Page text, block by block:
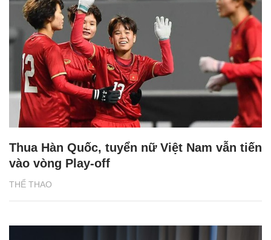
THỂ THAO
Thua Hàn Quốc, tuyển nữ Việt Nam vẫn tiến
vào vòng Play-off